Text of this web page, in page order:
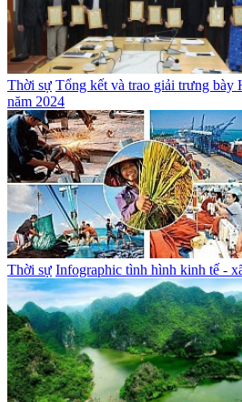
Thời sự Tổng kết và trao giải trưng
năm 2024
Thời sự Infographic tình hình kinh tế -